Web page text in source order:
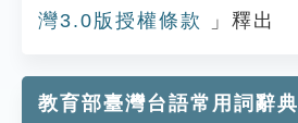
灣3.0版授權條款
」釋出
教育部臺灣台語常用詞辭典